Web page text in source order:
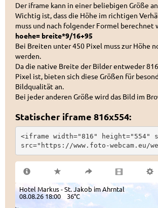
Der iframe kann in einer beliebigen Größe
Wichtig ist, dass die Höhe im richtigen
muss und nach folgender Formel berechnet
hoehe= breite*9/16+95
Bei Breiten unter 450 Pixel muss zur Höhe
werden.
Da die native Breite der Bilder entweder
Pixel ist, bieten sich diese Größen für
Bildqualität an.
Bei jeder anderen Größe wird das Bild im
Statischer iframe 816x554:
<iframe width="816" height="554"